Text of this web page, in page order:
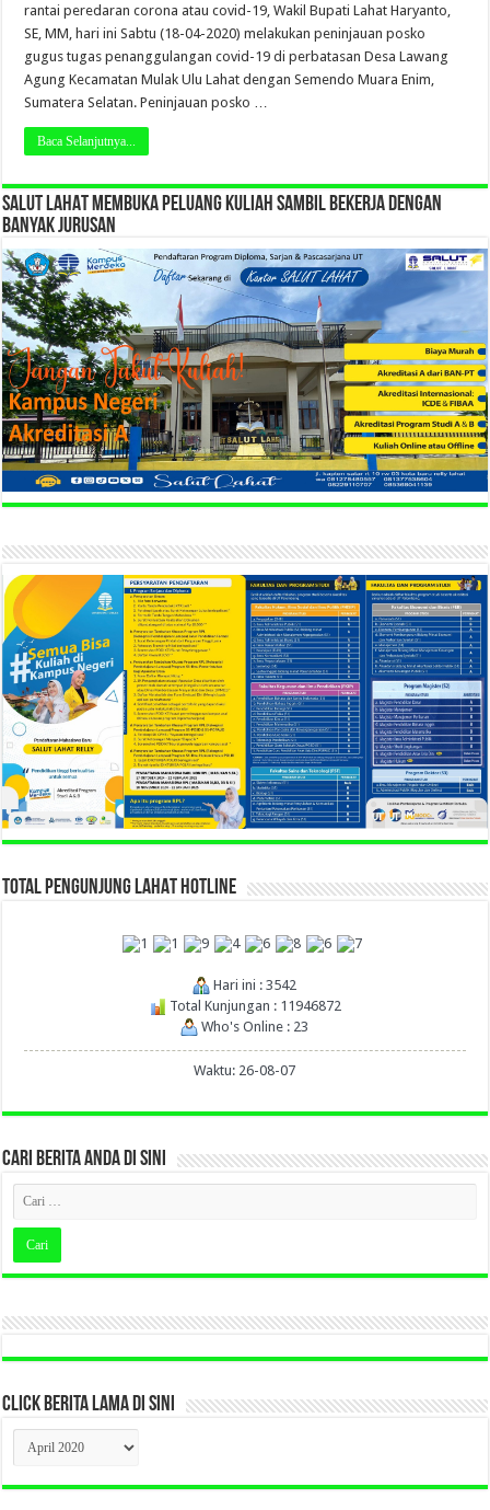
rantai peredaran corona atau covid-19, Wakil Bupati Lahat Haryanto,
SE, MM, hari ini Sabtu (18-04-2020) melakukan peninjauan posko
gugus tugas penanggulangan covid-19 di perbatasan Desa Lawang
Agung Kecamatan Mulak Ulu Lahat dengan Semendo Muara Enim,
Sumatera Selatan. Peninjauan posko …
Baca Selanjutnya...
SALUT LAHAT MEMBUKA PELUANG KULIAH SAMBIL BEKERJA DENGAN
BANYAK JURUSAN
TOTAL PENGUNJUNG LAHAT HOTLINE
Hari ini : 3542
Total Kunjungan : 11946872
Who's Online : 23
Waktu: 26-08-07
CARI BERITA ANDA DI SINI
CLICK BERITA LAMA DI SINI
CLICK
BERITA
LAMA
DI